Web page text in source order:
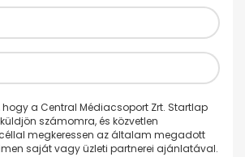
hogy a Central Médiacsoport Zrt. Startlap
számomra, és közvetlen
megkeressen az általam megadott
saját vagy üzleti partnerei ajánlatával.